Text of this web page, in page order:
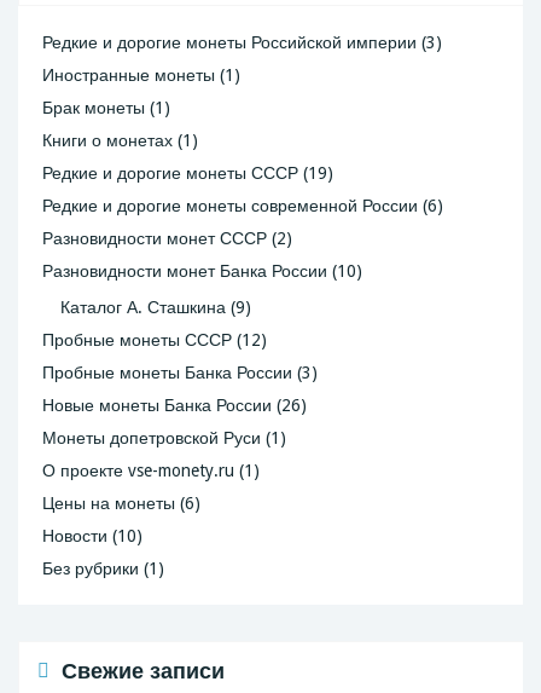
Редкие и дорогие монеты Российской империи (3)
Иностранные монеты (1)
Брак монеты (1)
Книги о монетах (1)
Редкие и дорогие монеты СССР (19)
Редкие и дорогие монеты современной России (6)
Разновидности монет СССР (2)
Разновидности монет Банка России (10)
Каталог А. Сташкина (9)
Пробные монеты СССР (12)
Пробные монеты Банка России (3)
Новые монеты Банка России (26)
Монеты допетровской Руси (1)
О проекте vse-monety.ru (1)
Цены на монеты (6)
Новости (10)
Без рубрики (1)
Свежие записи